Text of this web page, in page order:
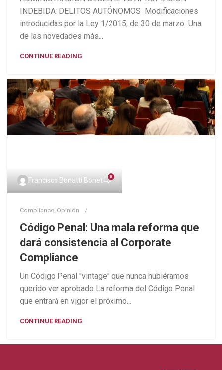
INDEBIDA: DELITOS AUTÓNOMOS Modificaciones
introducidas por la Ley 1/2015, de 30 de marzo Una
de las novedades más...
CONTINUE READING
Francisco Bonatti Bonet 0
Compliance, Opinión
Código Penal: Una mala reforma que
dará consistencia al Corporate
Compliance
Un Código Penal "vintage" que nunca hubiéramos
querido ver aprobado La reforma del Código Penal
que entrará en vigor el próximo...
CONTINUE READING